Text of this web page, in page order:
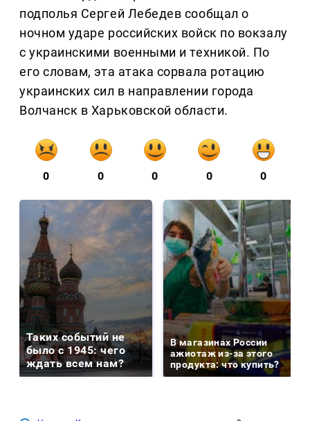
подполья Сергей Лебедев сообщал о
ночном ударе российских войск по вокзалу
с украинскими военными и техникой. По
его словам, эта атака сорвала ротацию
украинских сил в направлении города
Волчанск в Харьковской области.
0 0 0 0 0
Таких событий не
было с 1945: чего
ждать всем нам?
В магазинах России
ажиотаж из-за этого
продукта: что купить?